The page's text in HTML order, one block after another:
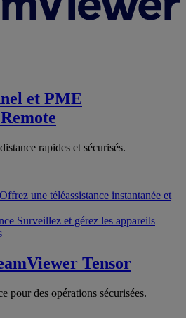
et PME
rapides et sécurisés.
Offrez une téléassistance instantanée et
Surveillez et gérez les appareils
Tensor
pour des opérations sécurisées.